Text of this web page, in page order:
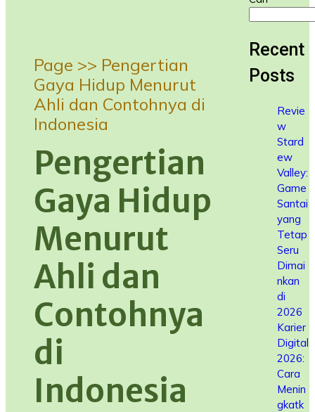
Page >> Pengertian
Gaya Hidup Menurut
Ahli dan Contohnya di
Indonesia
Pengertian
Gaya Hidup
Menurut
Ahli dan
Contohnya
di
Indonesia
Recent
Posts
Revie
w
Stard
ew
Valley:
Game
Santai
yang
Tetap
Seru
Dimai
nkan
di
2026
Karier
Digital
2026:
Cara
Menin
gkatk